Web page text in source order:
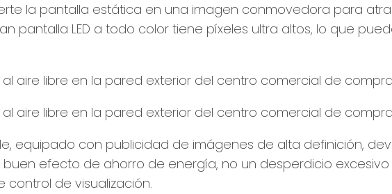
la pantalla estática en una imagen conmovedora para
pantalla LED a todo color tiene píxeles ultra altos, lo que
equipado con publicidad de imágenes de alta definición,
efecto de ahorro de energía, no un desperdicio
de visualización.